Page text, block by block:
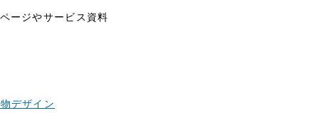
ージやサービス資料
デザイン